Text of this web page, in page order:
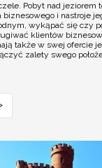
Pobyt nad
i nastroje
wykąpać się czy
klientów
także w swej ofercie
zalety swego